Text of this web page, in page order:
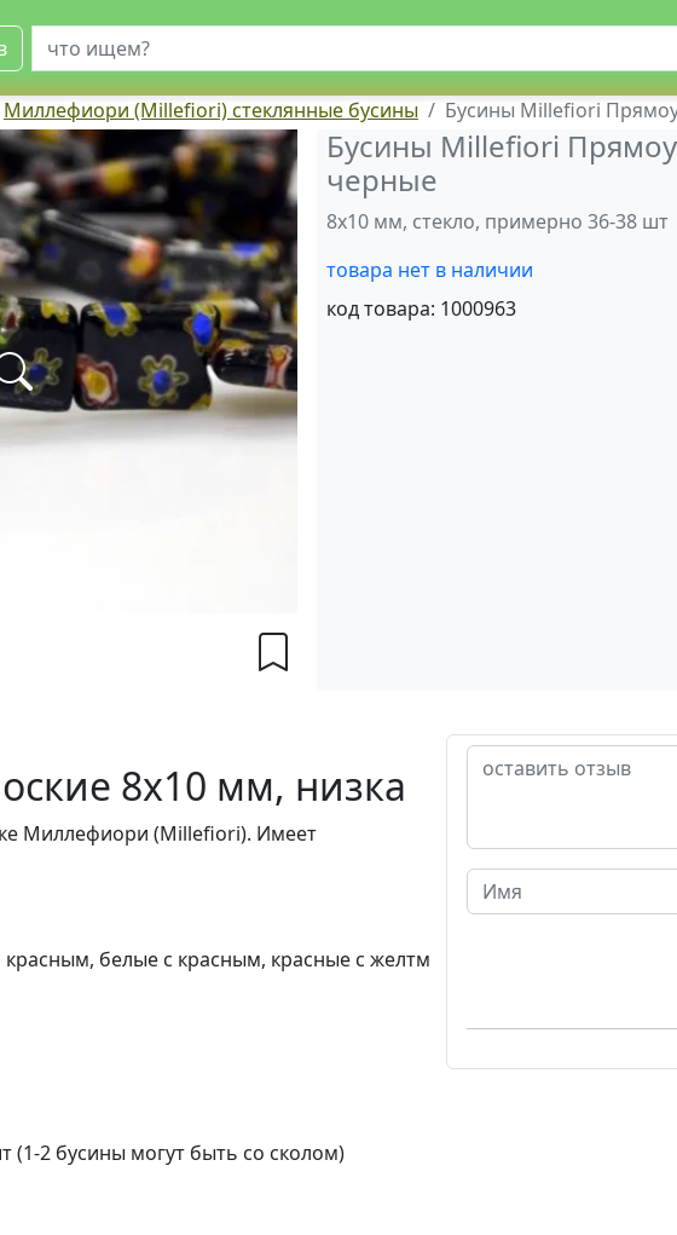
Миллефиори (Millefiori) стеклянные бусины Бусины Millefiori
Бусины Millefiori
черные
8х10 мм, стекло, примерно 36-38 шт
товара нет в наличии
код товара: 1000963
8х10 мм, низка
Миллефиори (Millefiori). Имеет
белые с красным, красные с желтм
(1-2 бусины могут быть со сколом)